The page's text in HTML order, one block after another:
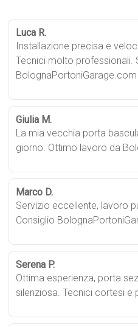
Luca R.
Installazione precisa e
Tecnici molto professionali.
Giulia M.
La mia vecchia porta
giorno. Ottimo lavoro da
Marco D.
Servizio eccellente, lavoro
Consiglio
Serena P.
Ottima esperienza, porta
silenziosa. Tecnici cortesi e